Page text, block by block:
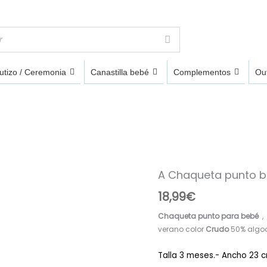
/ Ceremonia Canastilla bebé Complementos
A Chaqueta punto
18,99€
Chaqueta punto para bebé,
verano color Crudo50%
Talla 3 meses.- Ancho 23
A
punto
bolero
R120883
cantidad